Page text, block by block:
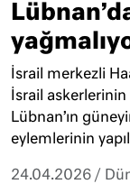
İsrail merkezli
İsrail askerlerinin
Lübnan’ın
eylemlerinin
24.04.2026 /